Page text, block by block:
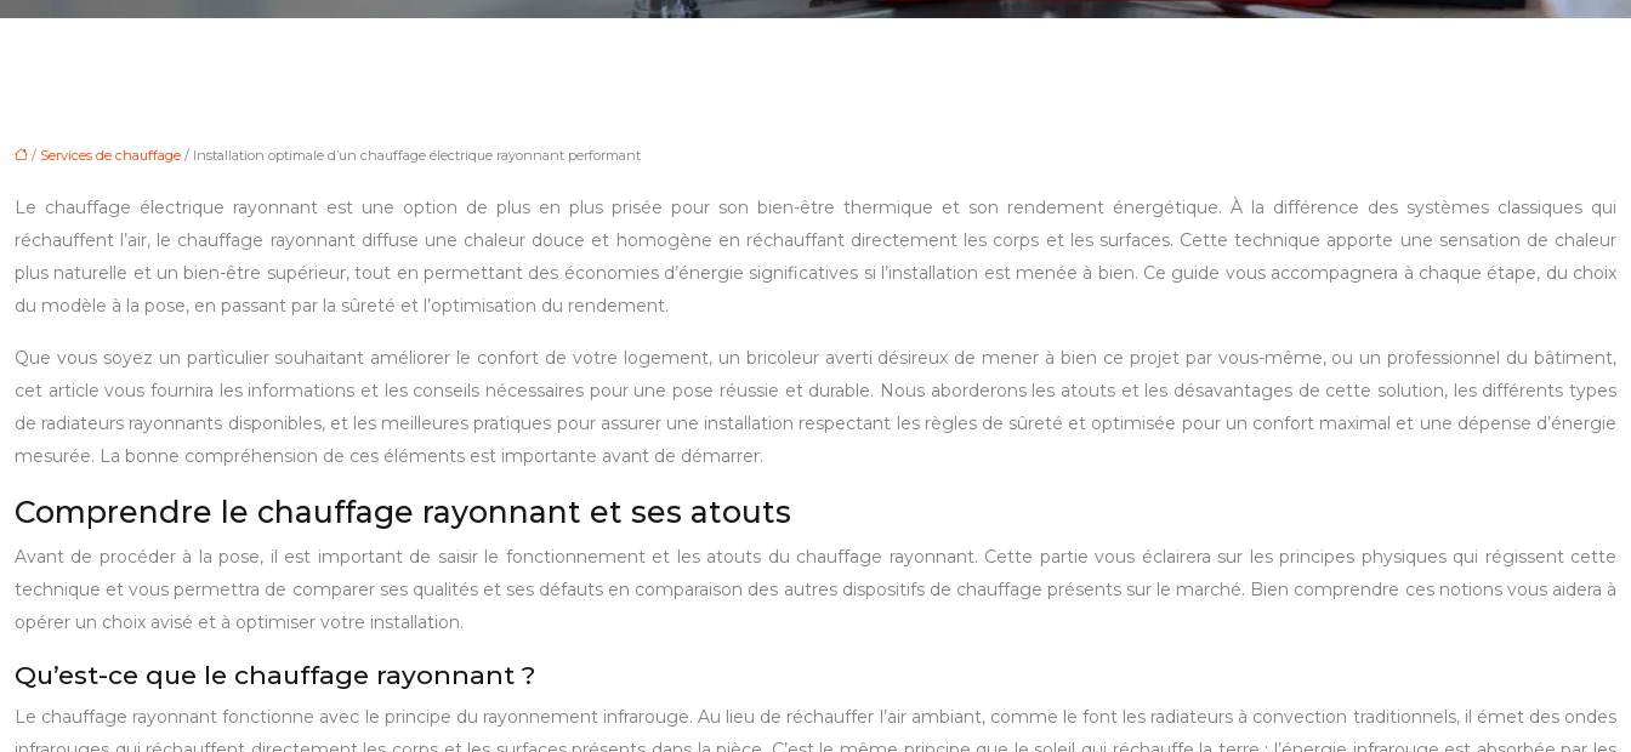
/ Services de chauffage / Installation optimale d’un chauffage électrique rayonnant performant
Le chauffage électrique rayonnant est une option de plus en plus prisée pour son bien-être thermique et son rendement énergétique. À la différence des systèmes classiques qui
réchauffent l’air, le chauffage rayonnant diffuse une chaleur douce et homogène en réchauffant directement les corps et les surfaces. Cette technique apporte une sensation de chaleur
plus naturelle et un bien-être supérieur, tout en permettant des économies d’énergie significatives si l’installation est menée à bien. Ce guide vous accompagnera à chaque étape, du choix
du modèle à la pose, en passant par la sûreté et l’optimisation du rendement.
Que vous soyez un particulier souhaitant améliorer le confort de votre logement, un bricoleur averti désireux de mener à bien ce projet par vous-même, ou un professionnel du bâtiment,
cet article vous fournira les informations et les conseils nécessaires pour une pose réussie et durable. Nous aborderons les atouts et les désavantages de cette solution, les différents types
de radiateurs rayonnants disponibles, et les meilleures pratiques pour assurer une installation respectant les règles de sûreté et optimisée pour un confort maximal et une dépense d’énergie
mesurée. La bonne compréhension de ces éléments est importante avant de démarrer.
Comprendre le chauffage rayonnant et ses atouts
Avant de procéder à la pose, il est important de saisir le fonctionnement et les atouts du chauffage rayonnant. Cette partie vous éclairera sur les principes physiques qui régissent cette
technique et vous permettra de comparer ses qualités et ses défauts en comparaison des autres dispositifs de chauffage présents sur le marché. Bien comprendre ces notions vous aidera à
opérer un choix avisé et à optimiser votre installation.
Qu’est-ce que le chauffage rayonnant ?
Le chauffage rayonnant fonctionne avec le principe du rayonnement infrarouge. Au lieu de réchauffer l’air ambiant, comme le font les radiateurs à convection traditionnels, il émet des ondes